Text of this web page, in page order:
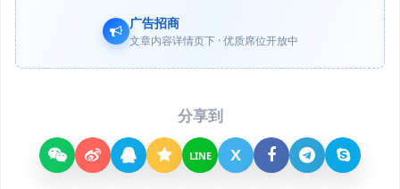
广告招商
文章内容详情页下 · 优质席位开放中
分享到
LINE X